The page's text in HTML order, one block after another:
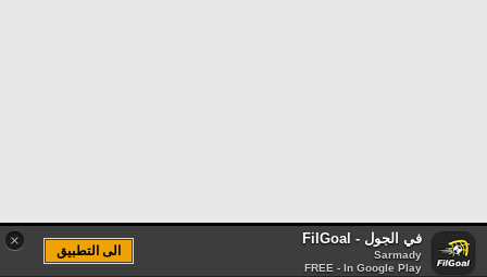
× في الجول - FilGoal
Sarmady
FREE - In Google Play
الى التطبيق